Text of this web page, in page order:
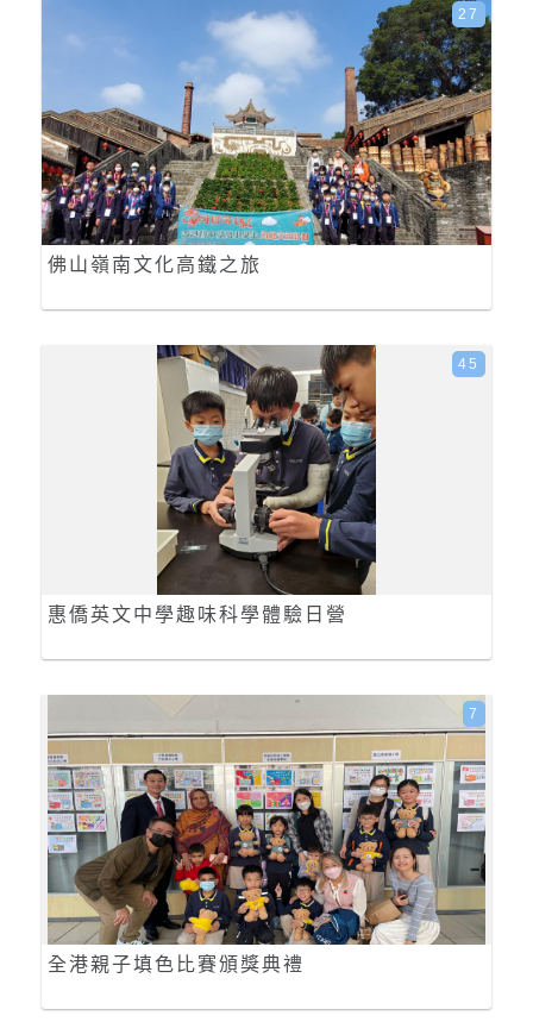
佛山嶺南文化高鐵之旅
27
惠僑英文中學趣味科學體驗日營
45
全港親子填色比賽頒獎典禮
7